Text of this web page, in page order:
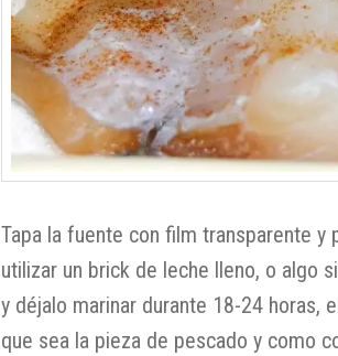
Tapa la fuente con film transparente y
utilizar un brick de leche lleno, o algo
y déjalo marinar durante 18-24 horas,
que sea la pieza de pescado y como